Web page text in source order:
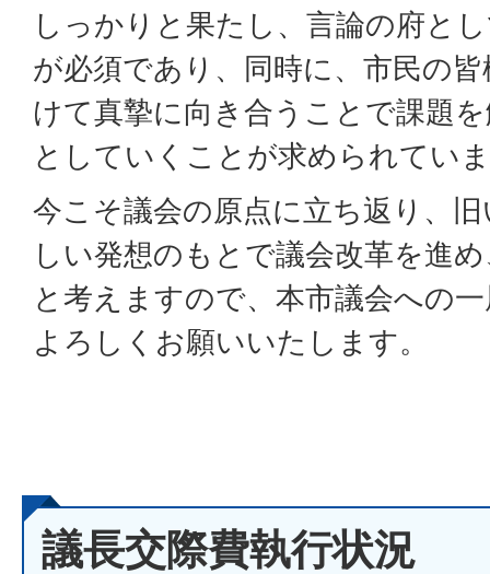
しっかりと果たし、言論の府と
が必須であり、同時に、市民の
けて真摯に向き合うことで課題
としていくことが求められてい
今こそ議会の原点に立ち返り、
しい発想のもとで議会改革を進
と考えますので、本市議会への
よろしくお願いいたします。
議長交際費執行状況